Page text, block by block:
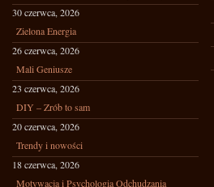
30 czerwca, 2026
Zielona Energia
26 czerwca, 2026
Mali Geniusze
23 czerwca, 2026
DIY – Zrób to sam
20 czerwca, 2026
Trendy i nowości
18 czerwca, 2026
Motywacja i Psychologia Odchudzania